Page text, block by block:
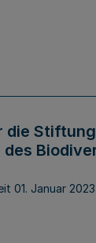
die
des
01. Januar 2023